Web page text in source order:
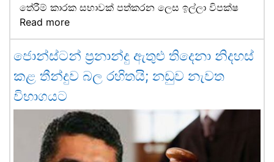
තේරීම් කාරක සභාවක් පත්කරන ලෙස ඉල්ලා විපක්ෂ
Read more
ජොන්ස්ටන් ප්‍රනාන්දු ඇතුළු තිදෙනා නිදහස්
කළ තීන්දුව බල රහිතයි; නඩුව නැවත
විභාගයට